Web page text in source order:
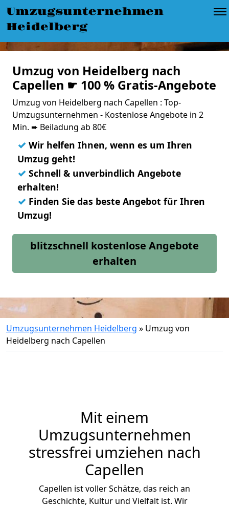
Umzugsunternehmen
Heidelberg
Umzug von Heidelberg nach
Capellen ☛ 100 % Gratis-Angebote
Umzug von Heidelberg nach Capellen : Top-
Umzugsunternehmen - Kostenlose Angebote in 2
Min. ➨ Beiladung ab 80€
✓ Wir helfen Ihnen, wenn es um Ihren
Umzug geht!
✓ Schnell & unverbindlich Angebote
erhalten!
✓ Finden Sie das beste Angebot für Ihren
Umzug!
blitzschnell kostenlose Angebote
erhalten
Umzugsunternehmen Heidelberg » Umzug von
Heidelberg nach Capellen
Mit einem
Umzugsunternehmen
stressfrei umziehen nach
Capellen
Capellen ist voller Schätze, das reich an
Geschichte, Kultur und Vielfalt ist. Wir